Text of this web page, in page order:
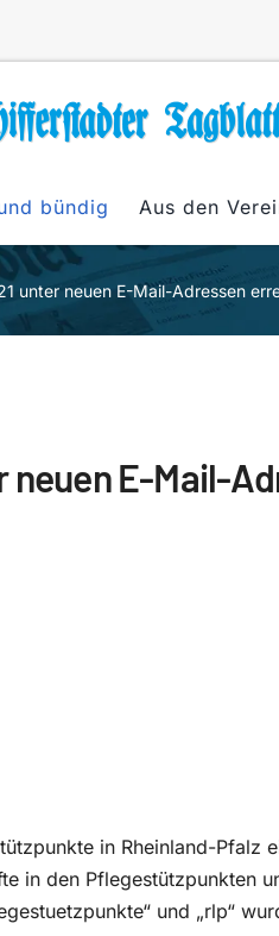
bündig Aus den
unter neuen E-Mail-Adressen
E-Mail-
in Rheinland-Pfalz
in den Pflegestützpunkten
und „rlp“